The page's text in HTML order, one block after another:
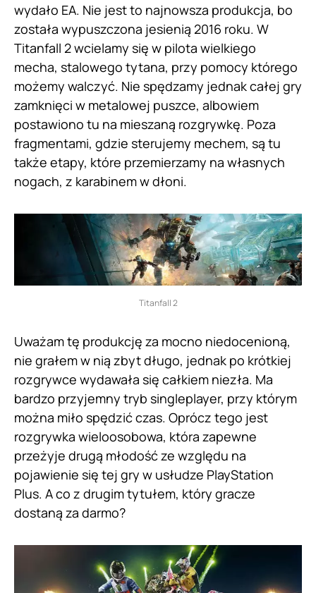
wydało EA. Nie jest to najnowsza produkcja, bo
została wypuszczona jesienią 2016 roku. W
Titanfall 2 wcielamy się w pilota wielkiego
mecha, stalowego tytana, przy pomocy którego
możemy walczyć. Nie spędzamy jednak całej gry
zamknięci w metalowej puszce, albowiem
postawiono tu na mieszaną rozgrywkę. Poza
fragmentami, gdzie sterujemy mechem, są tu
także etapy, które przemierzamy na własnych
nogach, z karabinem w dłoni.
Titanfall 2
Uważam tę produkcję za mocno niedocenioną,
nie grałem w nią zbyt długo, jednak po krótkiej
rozgrywce wydawała się całkiem niezła. Ma
bardzo przyjemny tryb singleplayer, przy którym
można miło spędzić czas. Oprócz tego jest
rozgrywka wieloosobowa, która zapewne
przeżyje drugą młodość ze względu na
pojawienie się tej gry w usłudze PlayStation
Plus. A co z drugim tytułem, który gracze
dostaną za darmo?